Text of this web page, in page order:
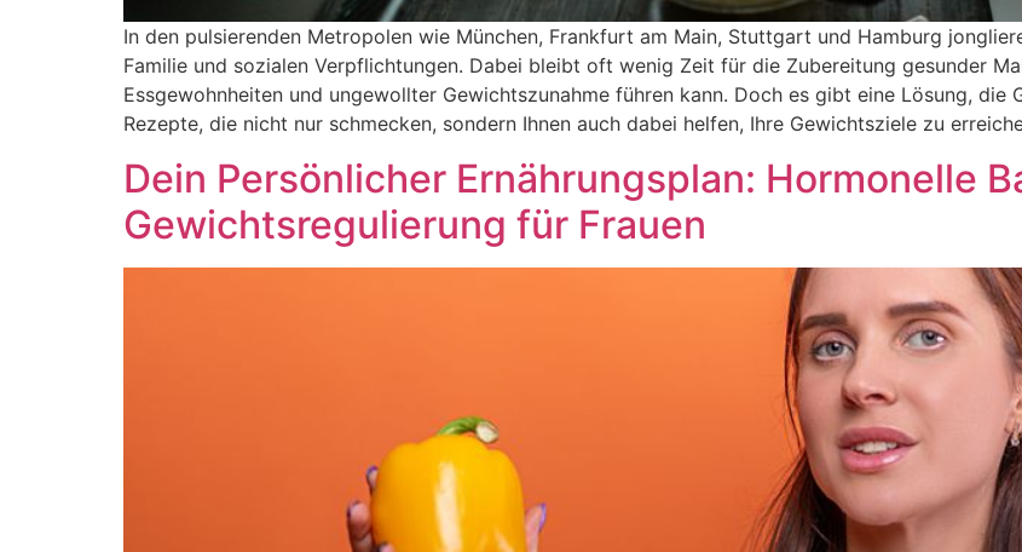
In den pulsierenden Metropolen wie München, Frankfurt am Main, Stuttgart und Hamburg
Familie und sozialen Verpflichtungen. Dabei bleibt oft wenig Zeit für die Zubereitung gesunder
Essgewohnheiten und ungewollter Gewichtszunahme führen kann. Doch es gibt eine Lösung,
Rezepte, die nicht nur schmecken, sondern Ihnen auch dabei helfen, Ihre Gewichtsziele zu
Dein Persönlicher Ernährungsplan: Hormonelle
Gewichtsregulierung für Frauen